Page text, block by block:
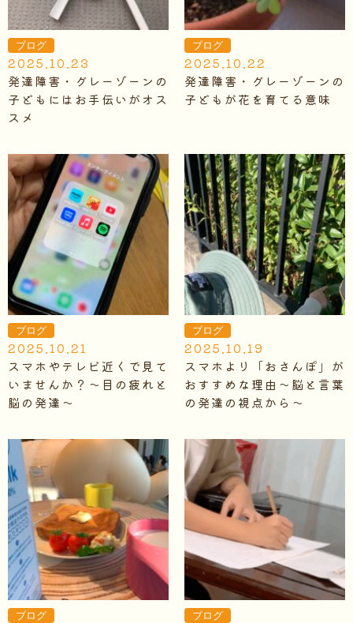
ブログ
2025.10.23
発達障害・グレーゾーンの
子どもにはお手伝いがオス
スメ
ブログ
2025.10.22
発達障害・グレーゾーンの
子どもが花を育てる意味
ブログ
2025.10.21
スマホやテレビ近くで見て
いませんか？～目の疲れと
脳の発達～
ブログ
2025.10.19
スマホより「おさんぽ」が
おすすめな理由～脳と言葉
の発達の視点から～
ブログ ブログ